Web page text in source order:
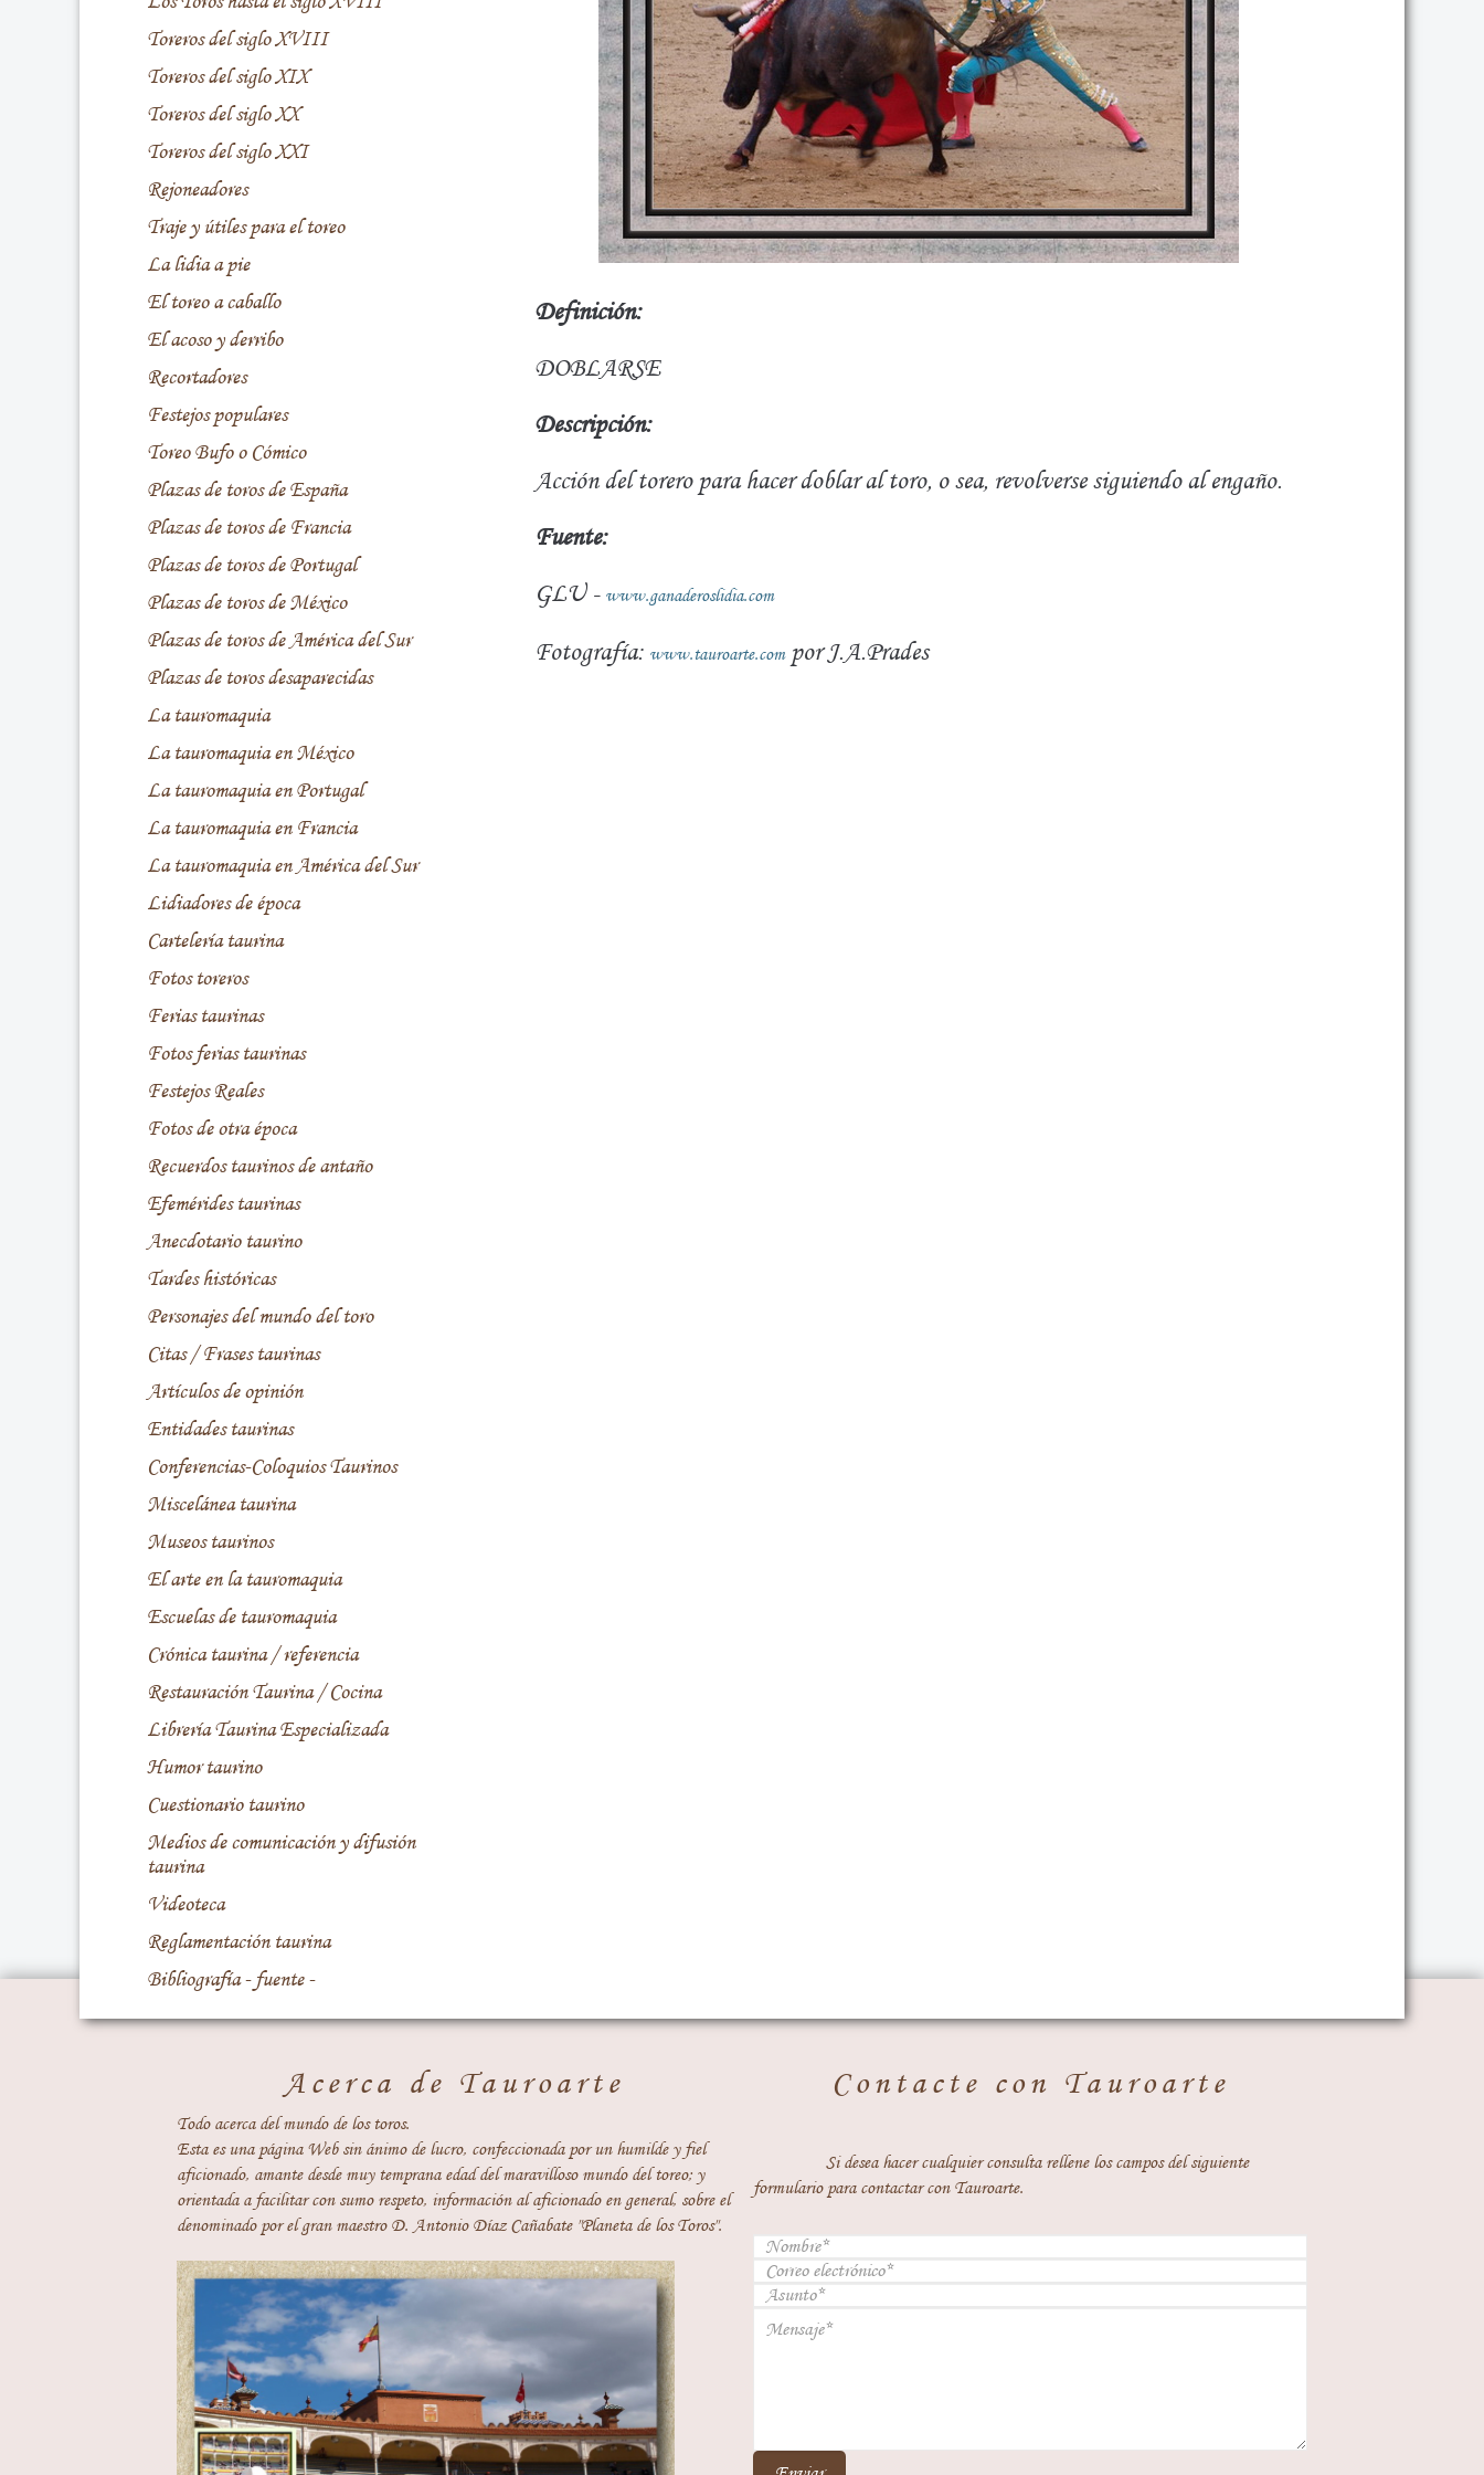
Toreros del siglo XVIII
Toreros del siglo XIX
Toreros del siglo XX
Toreros del siglo XXI
Rejoneadores
Traje y útiles para el toreo
La lidia a pie
El toreo a caballo
El acoso y derribo
Recortadores
Festejos populares
Toreo Bufo o Cómico
Plazas de toros de España
Plazas de toros de Francia
Plazas de toros de Portugal
Plazas de toros de México
Plazas de toros de América del Sur
Plazas de toros desaparecidas
La tauromaquia
La tauromaquia en México
La tauromaquia en Portugal
La tauromaquia en Francia
La tauromaquia en América del Sur
Lidiadores de época
Cartelería taurina
Fotos toreros
Ferias taurinas
Fotos ferias taurinas
Festejos Reales
Fotos de otra época
Recuerdos taurinos de antaño
Efemérides taurinas
Anecdotario taurino
Tardes históricas
Personajes del mundo del toro
Citas / Frases taurinas
Artículos de opinión
Entidades taurinas
Conferencias-Coloquios Taurinos
Miscelánea taurina
Museos taurinos
El arte en la tauromaquia
Escuelas de tauromaquia
Crónica taurina / referencia
Restauración Taurina / Cocina
Librería Taurina Especializada
Humor taurino
Cuestionario taurino
Medios de comunicación y difusión
taurina
Videoteca
Reglamentación taurina
Bibliografía - fuente -
Definición:
DOBLARSE
Descripción:
Acción del torero para hacer doblar al toro, o sea, revolverse siguiendo al engaño.
Fuente:
GLU - www.ganaderoslidia.com
Fotografía: www.tauroarte.compor J.A.Prades
Acerca de Tauroarte
Todo acerca del mundo de los toros.
Esta es una página Web sin ánimo de lucro, confeccionada por un humilde y fiel
aficionado, amante desde muy temprana edad del maravilloso mundo del toreo; y
orientada a facilitar con sumo respeto, información al aficionado en general, sobre el
denominado por el gran maestro D. Antonio Díaz Cañabate "Planeta de los Toros".
Contacte con Tauroarte
Si desea hacer cualquier consulta rellene los campos del siguiente
formulario para contactar con Tauroarte.